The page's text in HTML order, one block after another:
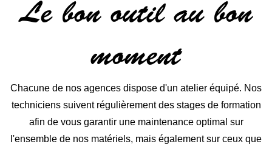
Le bon outil au bon
moment
Chacune de nos agences dispose d'un atelier équipé. Nos
techniciens suivent régulièrement des stages de formation
afin de vous garantir une maintenance optimal sur
l'ensemble de nos matériels, mais également sur ceux que